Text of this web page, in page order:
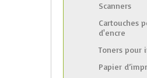
Scanners
Cartouches
d'encre
Toners pour
Papier